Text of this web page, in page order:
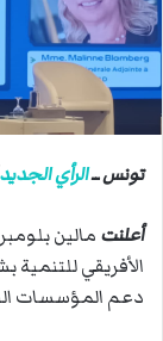
ا
إ
ك
ت
ا
تونس ــالرأي الجديد
أعلنت مالين
الأفريقي للتنمية
دعم المؤسسات